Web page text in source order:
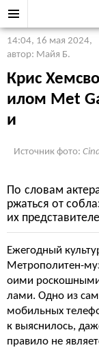
14:04, 16 мая 2024,
автор: Майя Б.
Крис
илом Met
и
Источник фото:
По словам
ржаться от
их
Ежегодный
Метрополитен-
оими роскошными
лами. Одно из
мобильных
к выяснилось,
правило не